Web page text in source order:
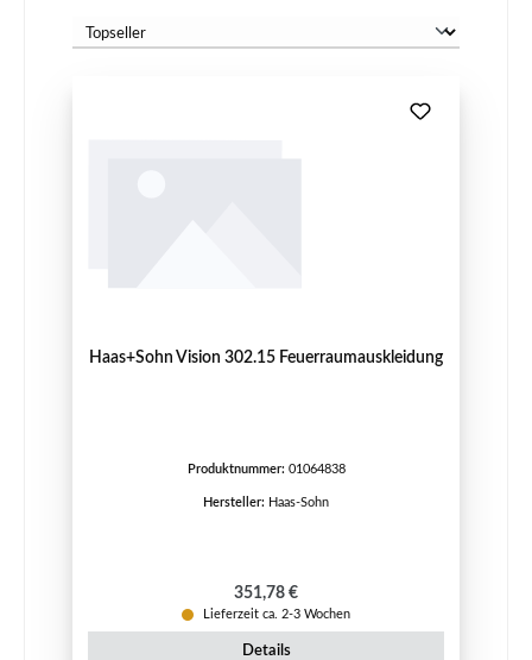
Haas+Sohn Vision 302.15 Feuerraumauskleidung
Produktnummer: 01064838
Hersteller: Haas-Sohn
Regulärer Preis:
351,78 €
Lieferzeit ca. 2-3 Wochen
Details